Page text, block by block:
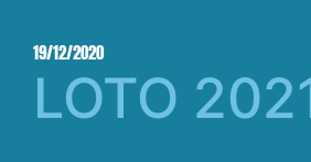
19/12/2020
LOTO